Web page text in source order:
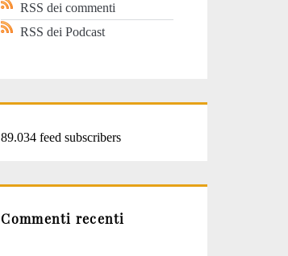
RSS dei commenti
RSS dei Podcast
89.034 feed subscribers
Commenti recenti